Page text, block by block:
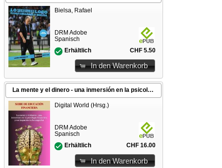
Bielsa, Rafael
DRM Adobe
Spanisch
Erhältlich
CHF 5.50
In den Warenkorb
La mente y el dinero - una inmersión en la psicología financiera y sus impactos en los negocios
Digital World (Hrsg.)
DRM Adobe
Spanisch
Erhältlich
CHF 16.00
In den Warenkorb